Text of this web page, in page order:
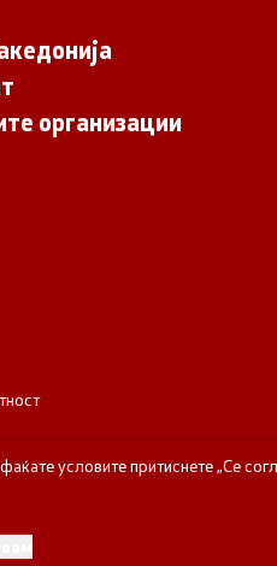
организации
Република Северна Македонија
условите притиснете „Се